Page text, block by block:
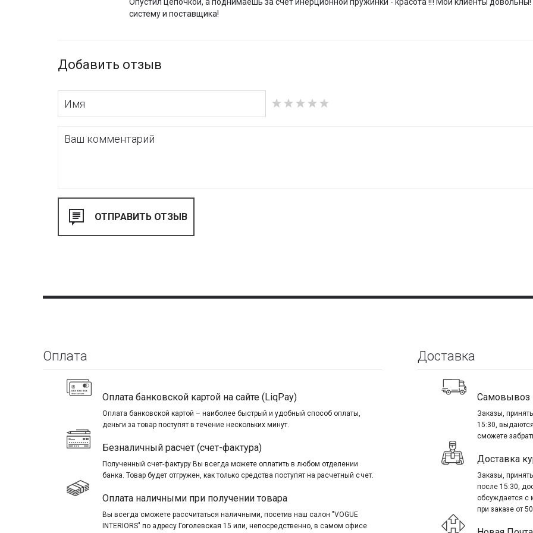
Опустил цепочкой, а поднимаешь за счет инерционной пружинки - красота !!! Мои клиенты
систему и поставщика!
Добавить отзыв
Оплата
Оплата банковской картой на сайте (LiqPay)
Оплата банковской картой – наиболее быстрый и удобный способ оплаты,
деньги за товар поступят в течение нескольких минут.
Безналичный расчет (счет-фактура)
Полученный счет-фактуру Вы всегда можете оплатить в любом отделении
банка. Товар будет отгружен, как только средства поступят на расчетный счет.
Оплата наличными при получении товара
Вы всегда сможете рассчитаться наличными, посетив наш салон "VOGUE
INTERIORS" по адресу Гоголевская 15 или, непосредственно, в самом офисе
Доставка
Самовывоз
Заказы,
15:30,
сможете
Доставка
Заказы,
после 15:30,
обсуждается с
при заказе от